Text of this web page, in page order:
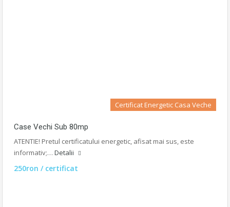
Certificat Energetic Casa Veche
Case Vechi Sub 80mp
ATENTIE! Pretul certificatului energetic, afisat mai sus, este
informativ;… Detalii
250ron / certificat